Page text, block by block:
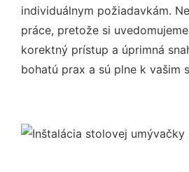
individuálnym požiadavkám.
práce, pretože si
korektný prístup a úprimná
bohatú prax a sú plne k vašim